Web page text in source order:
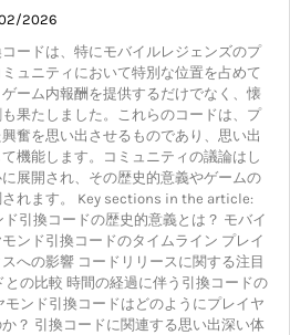
2026
ードは、特にモバイルレジェンズのプ
ュニティにおいて特別な位置を占めて
ーム内報酬を提供するだけでなく、懐
果たしました。これらのコードは、プ
奮を思い出させるものであり、思い出
機能します。コミュニティの議論はし
展開され、その歴史的意義やゲームの
れます。 Key sections in the article:
引換コードの歴史的意義とは？ モバイ
ンド引換コードのタイムライン プレイ
への影響 コードリリースに関する注目
の比較 時間の経過に伴う引換コードの
ンド引換コードはどのようにプレイヤ
？ 引換コードに関連する思い出深い体